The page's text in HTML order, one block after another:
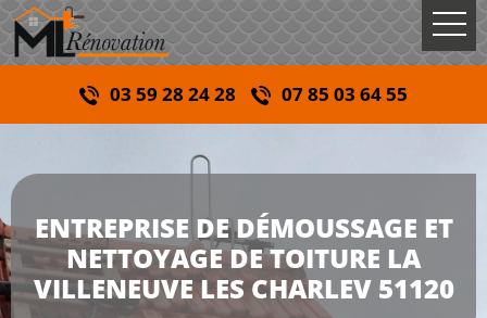
03 59 28 24 28 07 85 03 64 55
ENTREPRISE DE DÉMOUSSAGE ET
NETTOYAGE DE TOITURE LA
VILLENEUVE LES CHARLEV 51120